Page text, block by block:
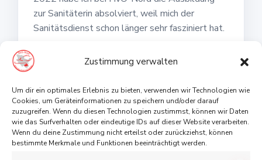
Zustimmung verwalten
Um dir ein optimales Erlebnis zu bieten, verwenden wir Technologien wie
Cookies, um Geräteinformationen zu speichern und/oder darauf
zuzugreifen. Wenn du diesen Technologien zustimmst, können wir Daten
wie das Surfverhalten oder eindeutige IDs auf dieser Website verarbeiten.
Wenn du deine Zustimmung nicht erteilst oder zurückziehst, können
bestimmte Merkmale und Funktionen beeinträchtigt werden.
zur Sanitäterin absolviert, weil mich der
Sanitätsdienst schon länger sehr fasziniert hat.
Die sehr umfangreiche und kompetente
mich direkt dazu bewegt mich für die
Ausbildung zur Rettungssanitäterin zu
bewerben und bin jetzt sehr froh, dass ich
meinen Traumberuf in doppelter Ausführung
ausüben darf, sowohl auf einer großen Wache,